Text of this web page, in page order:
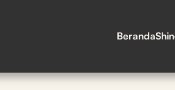
Beranda